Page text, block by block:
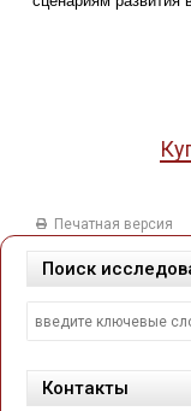
Печатная версия
Поиск
Контакты